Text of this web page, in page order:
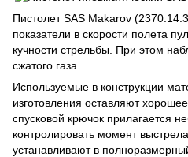
Пистолет SAS Makarov
показатели в скорости полета
кучности стрельбы. При этом
сжатого газа.
Используемые в конструкции
изготовления оставляют
спусковой крючок прилагается
контролировать момент
устанавливают в